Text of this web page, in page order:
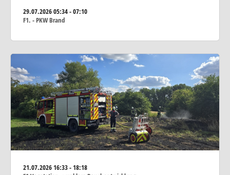
29.07.202605:34 - 07:10
F1. - PKW Brand
21.07.202616:33 - 18:18